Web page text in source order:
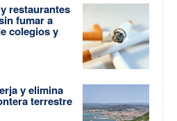
restaurantes
fumar a
colegios y
y elimina
terrestre